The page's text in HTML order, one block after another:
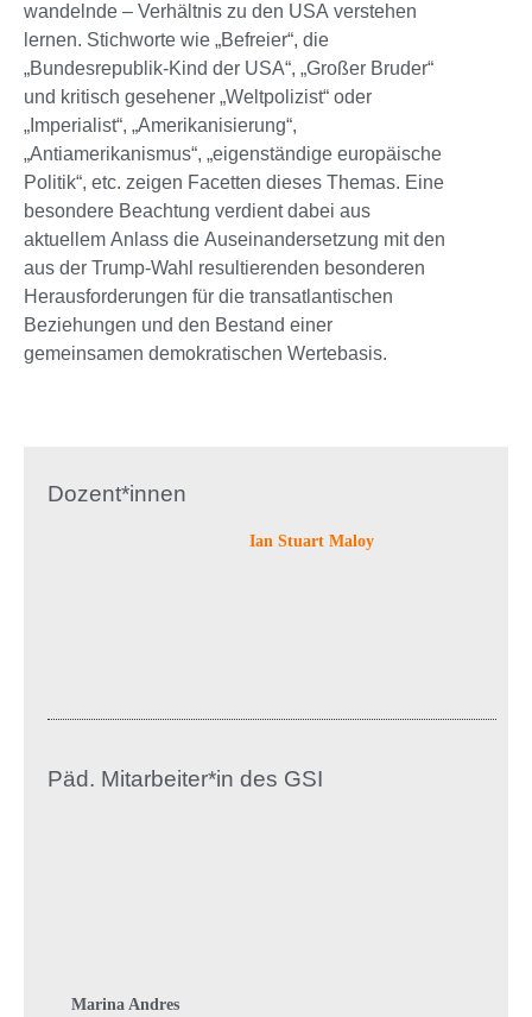
wandelnde – Verhältnis zu den USA verstehen
lernen. Stichworte wie „Befreier“, die
„Bundesrepublik-Kind der USA“, „Großer Bruder“
und kritisch gesehener „Weltpolizist“ oder
„Imperialist“, „Amerikanisierung“,
„Antiamerikanismus“, „eigenständige europäische
Politik“, etc. zeigen Facetten dieses Themas. Eine
besondere Beachtung verdient dabei aus
aktuellem Anlass die Auseinandersetzung mit den
aus der Trump-Wahl resultierenden besonderen
Herausforderungen für die transatlantischen
Beziehungen und den Bestand einer
gemeinsamen demokratischen Wertebasis.
Dozent*innen
Ian Stuart Maloy
Päd. Mitarbeiter*in des GSI
Marina Andres